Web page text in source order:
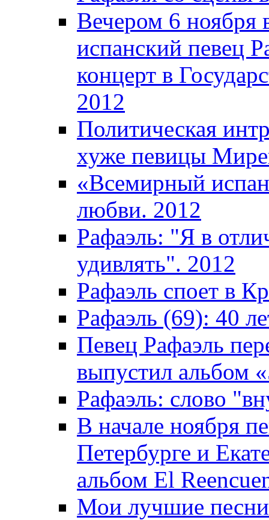
Вечером 6
испанский певец
концерт в
2012
Политическая
хуже певицы
«Всемирный
любви. 2012
Рафаэль: "Я в
удивлять". 2012
Рафаэль споет в
Рафаэль (69): 40
Певец Рафаэль
выпустил альбом
Рафаэль: слово
В начале ноября
Петербурге и
альбом El
Мои лучшие